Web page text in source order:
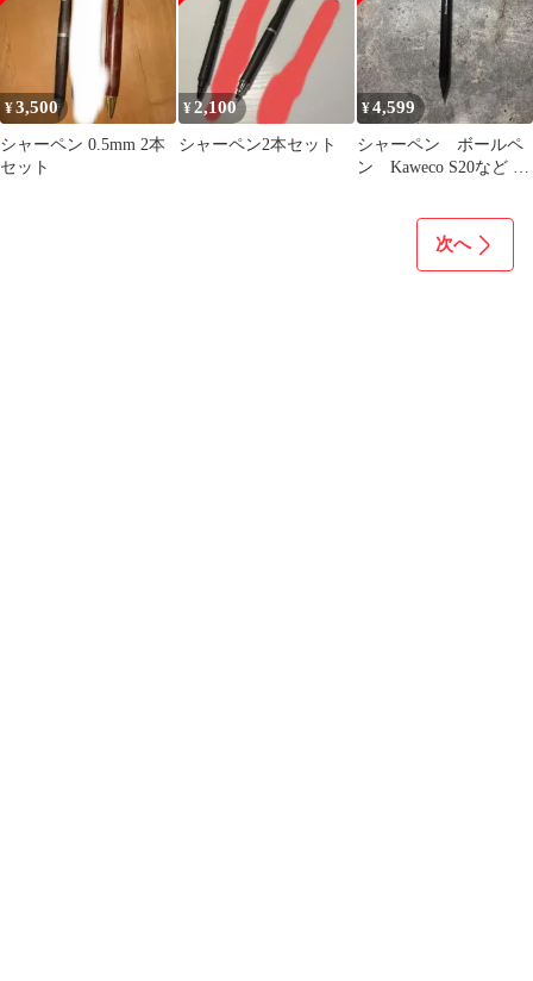
¥3,500
シャーペン 0.5mm 2本
セット
¥2,100
シャーペン2本セット
¥4,599
シャーペン ボールペ
ン Kaweco S20など ま
次へ